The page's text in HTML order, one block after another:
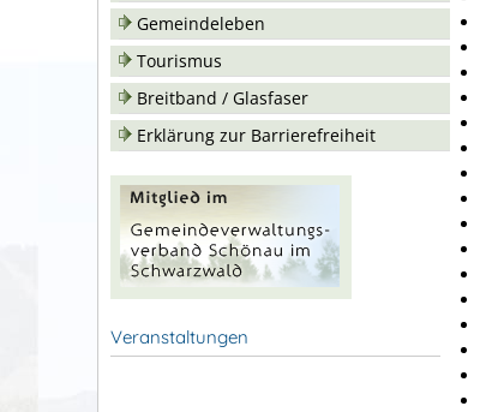
Gemeindeleben
Tourismus
Breitband / Glasfaser
Erklärung zur Barrierefreiheit
Veranstaltungen